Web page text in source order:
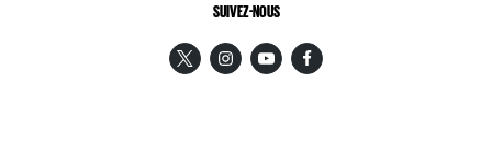
SUIVEZ-NOUS